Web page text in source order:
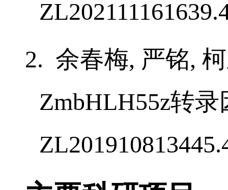
张健.紫薇耐盐
2. 余春梅,严铭,
ZmbHLH55z转